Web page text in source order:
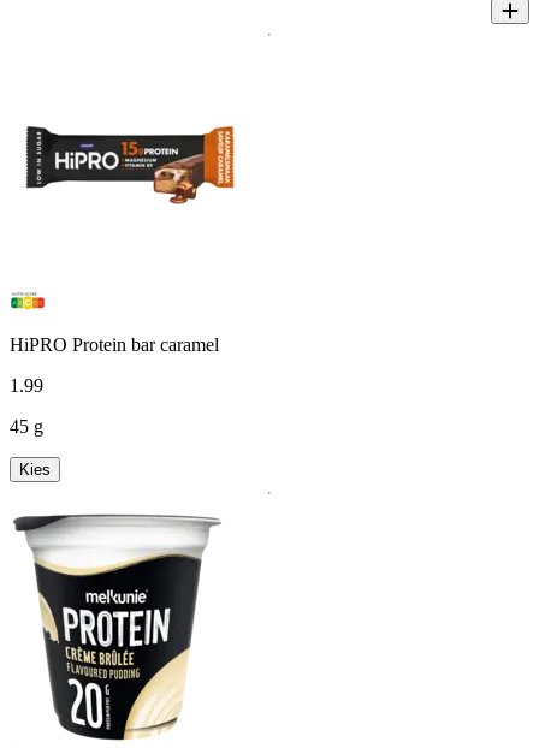
HiPRO Protein bar caramel
1 .99
45 g
Kies